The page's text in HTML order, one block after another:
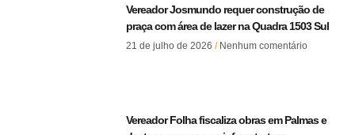
Vereador Josmundo requer construção de
praça com área de lazer na Quadra 1503 Sul
21 de julho de 2026 Nenhum comentário
Vereador Folha fiscaliza obras em Palmas e